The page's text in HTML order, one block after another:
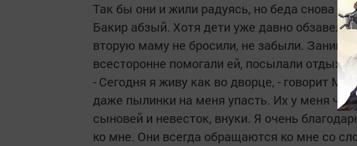
Так бы они и жили радуясь, но беда снова
Бакир абзый. Хотя дети уже давно
вторую маму не бросили, не забыли.
всесторонне помогали ей, посылали
- Сегодня я живу как во дворце, - говорит
даже пылинки на меня упасть. Их у меня
сыновей и невесток, внуки. Я очень
ко мне. Они всегда обращаются ко мне со